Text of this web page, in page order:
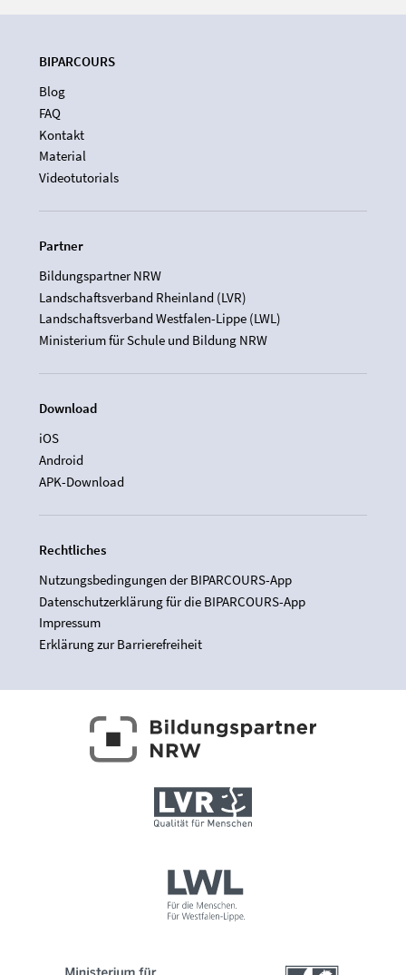
BIPARCOURS
Blog
FAQ
Kontakt
Material
Videotutorials
Partner
Bildungspartner NRW
Landschaftsverband Rheinland (LVR)
Landschaftsverband Westfalen-Lippe (LWL)
Ministerium für Schule und Bildung NRW
Download
iOS
Android
APK-Download
Rechtliches
Nutzungsbedingungen der BIPARCOURS-App
Datenschutzerklärung für die BIPARCOURS-App
Impressum
Erklärung zur Barrierefreiheit